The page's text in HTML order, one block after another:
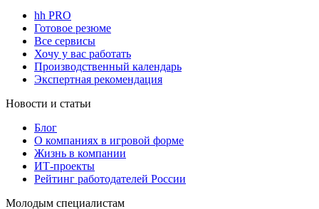
hh PRO
Готовое резюме
Все сервисы
Хочу у вас работать
Производственный календарь
Экспертная рекомендация
Новости и статьи
Блог
О компаниях в игровой форме
Жизнь в компании
ИТ-проекты
Рейтинг работодателей России
Молодым специалистам